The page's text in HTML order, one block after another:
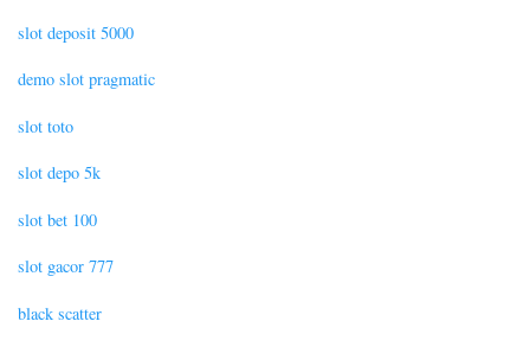
slot deposit 5000
demo slot pragmatic
slot toto
slot depo 5k
slot bet 100
slot gacor 777
black scatter